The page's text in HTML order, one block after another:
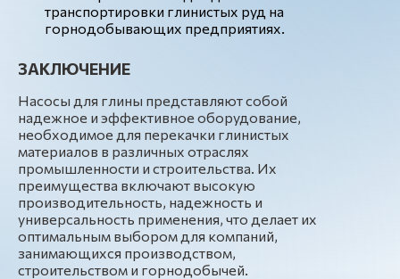
транспортировки глинистых руд на
горнодобывающих предприятиях.
ЗАКЛЮЧЕНИЕ
Насосы для глины представляют собой
надежное и эффективное оборудование,
необходимое для перекачки глинистых
материалов в различных отраслях
промышленности и строительства. Их
преимущества включают высокую
производительность, надежность и
универсальность применения, что делает их
оптимальным выбором для компаний,
занимающихся производством,
строительством и горнодобычей.